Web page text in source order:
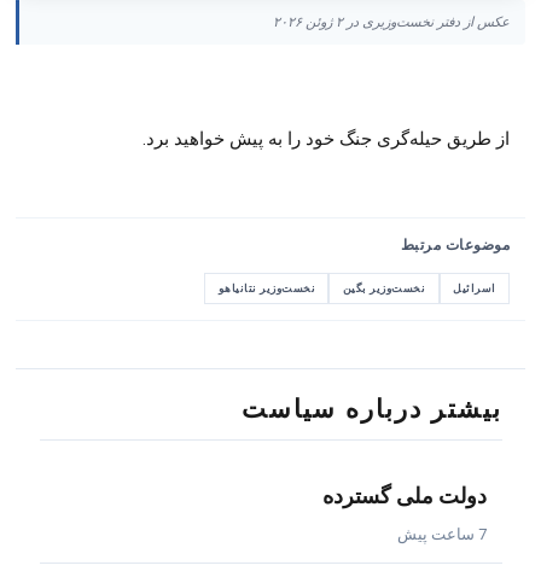
عکس از دفتر نخست‌وزیری در ۲ ژوئن ۲۰۲۶
از طریق حیله‌گری جنگ خود را به پیش خواهید برد.
موضوعات مرتبط
اسرائیل نخست‌وزیر بگین نخست‌وزیر نتانیاهو
بیشتر درباره سیاست
دولت ملی گسترده
7 ساعت پیش